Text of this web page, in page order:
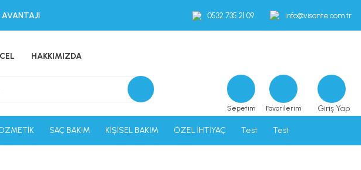
AVANTAJI 0532 735 21 09 info@visante.com.tr
HAKKIMIZDA
Sepetim Favorilerim Giriş Yap
SAÇ BAKIM KİŞİSEL BAKIM ÖZEL İHTİYAÇ Test Test